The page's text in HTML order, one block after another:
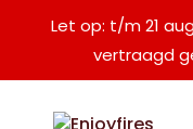
Let op: t/m 21
vertraagd